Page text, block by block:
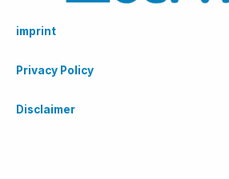
imprint
Privacy Policy
Disclaimer